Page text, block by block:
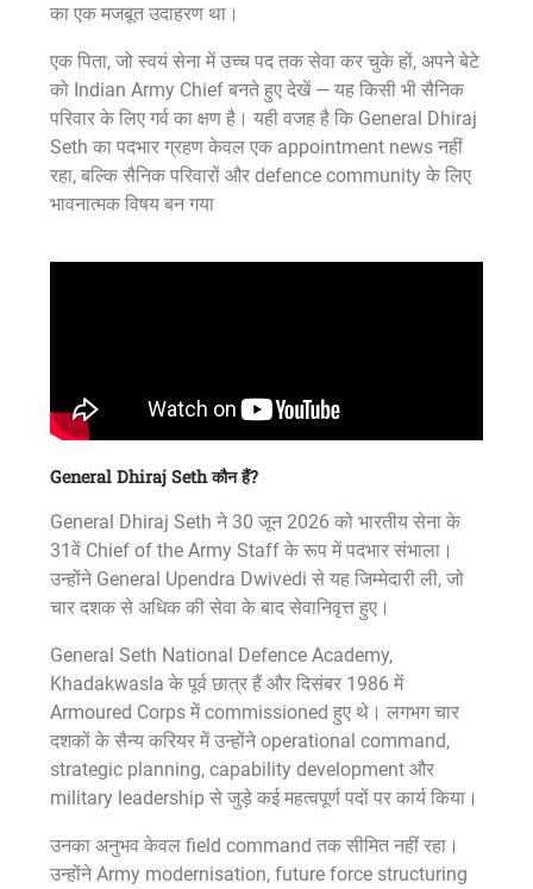
का एक मजबूत उदाहरण था।
एक पिता, जो स्वयं सेना में उच्च पद तक सेवा कर चुके हों, अपने बेटे
को Indian Army Chief बनते हुए देखें — यह किसी भी सैनिक
परिवार के लिए गर्व का क्षण है। यही वजह है कि General Dhiraj
Seth का पदभार ग्रहण केवल एक appointment news नहीं
रहा, बल्कि सैनिक परिवारों और defence community के लिए
भावनात्मक विषय बन गया
General Dhiraj Seth कौन हैं?
General Dhiraj Seth ने 30 जून 2026 को भारतीय सेना के
31वें Chief of the Army Staff के रूप में पदभार संभाला।
उन्होंने General Upendra Dwivedi से यह जिम्मेदारी ली, जो
चार दशक से अधिक की सेवा के बाद सेवानिवृत्त हुए।
General Seth National Defence Academy,
Khadakwasla के पूर्व छात्र हैं और दिसंबर 1986 में
Armoured Corps में commissioned हुए थे। लगभग चार
दशकों के सैन्य करियर में उन्होंने operational command,
strategic planning, capability development और
military leadership से जुड़े कई महत्वपूर्ण पदों पर कार्य किया।
उनका अनुभव केवल field command तक सीमित नहीं रहा।
उन्होंने Army modernisation, future force structuring